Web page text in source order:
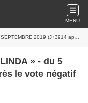
MENU
(J+3914 après le vote négatif fondateur)
» - du 5